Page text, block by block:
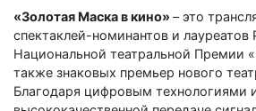
«Золотая Маска в кино» – это
спектаклей-номинантов и лауреатов
Национальной театральной Премии
также знаковых премьер нового
Благодаря цифровым технологиями